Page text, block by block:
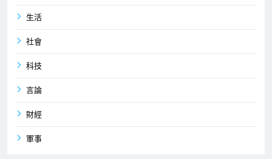
生活
社會
科技
言論
財經
軍事